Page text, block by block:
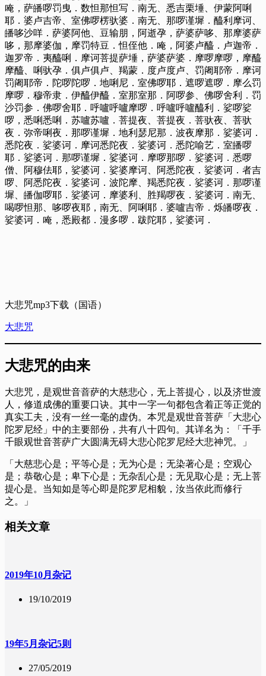
唵，萨皤啰罚曳．数怛那怛写．南无、悉吉栗埵、伊蒙阿唎
耶．婆卢吉帝、室佛啰楞驮婆．南无、那啰谨墀．醯利摩诃、
皤哆沙咩．萨婆阿他、豆输朋，阿逝孕，萨婆萨哆、那摩婆萨
哆，那摩婆伽，摩罚特豆．怛侄他．唵，阿婆卢醯．卢迦帝．
迦罗帝．夷醯唎．摩诃菩提萨埵，萨婆萨婆．摩啰摩啰，摩醯
摩醯、唎驮孕．俱卢俱卢、羯蒙．度卢度卢、罚阇耶帝．摩诃
罚阇耶帝．陀啰陀啰．地唎尼．室佛啰耶．遮啰遮啰．摩么罚
摩啰．穆帝隶．伊醯伊醯．室那室那．阿啰参、佛啰舍利．罚
沙罚参．佛啰舍耶．呼嚧呼嚧摩啰．呼嚧呼嚧醯利．娑啰娑
啰，悉唎悉唎．苏嚧苏嚧．菩提夜、菩提夜．菩驮夜、菩驮
夜．弥帝唎夜．那啰谨墀．地利瑟尼那．波夜摩那．娑婆诃．
悉陀夜．娑婆诃．摩诃悉陀夜．娑婆诃．悉陀喻艺．室皤啰
耶．娑婆诃．那啰谨墀．娑婆诃．摩啰那啰．娑婆诃．悉啰
僧、阿穆佉耶，娑婆诃．娑婆摩诃、阿悉陀夜．娑婆诃．者吉
啰、阿悉陀夜．娑婆诃．波陀摩、羯悉陀夜．娑婆诃．那啰谨
墀、皤伽啰耶．娑婆诃．摩婆利、胜羯啰夜．娑婆诃．南无、
喝啰怛那、哆啰夜耶，南无、阿唎耶．婆嚧吉帝．烁皤啰夜．
娑婆诃．唵，悉殿都．漫多啰．跋陀耶，娑婆诃．
大悲咒mp3下载（国语）
大悲咒
大悲咒的由来
大悲咒，是观世音萻萨的大慈悲心，无上菩提心，以及济世渡
人，修道成佛的重要口诀。其中一字一句都包含着正等正觉的
真实工夫，没有一丝一毫的虚伪。本咒是观世音菩萨「大悲心
陀罗尼经」中的主要部份，共有八十四句。其详名为：「千手
千眼观世音菩萨广大圆满无碍大悲心陀罗尼经大悲神咒。」
「大慈悲心是；平等心是；无为心是；无染著心是；空观心
是；恭敬心是；卑下心是；无杂乱心是；无见取心是；无上菩
提心是。当知如是等心即是陀罗尼相貌，汝当依此而修行
之。」
相关文章
2019年10月杂记
19/10/2019
19年5月杂记5则
27/05/2019